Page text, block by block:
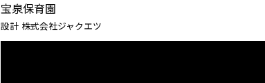
宝泉保育園
設計 株式会社ジャクエツ